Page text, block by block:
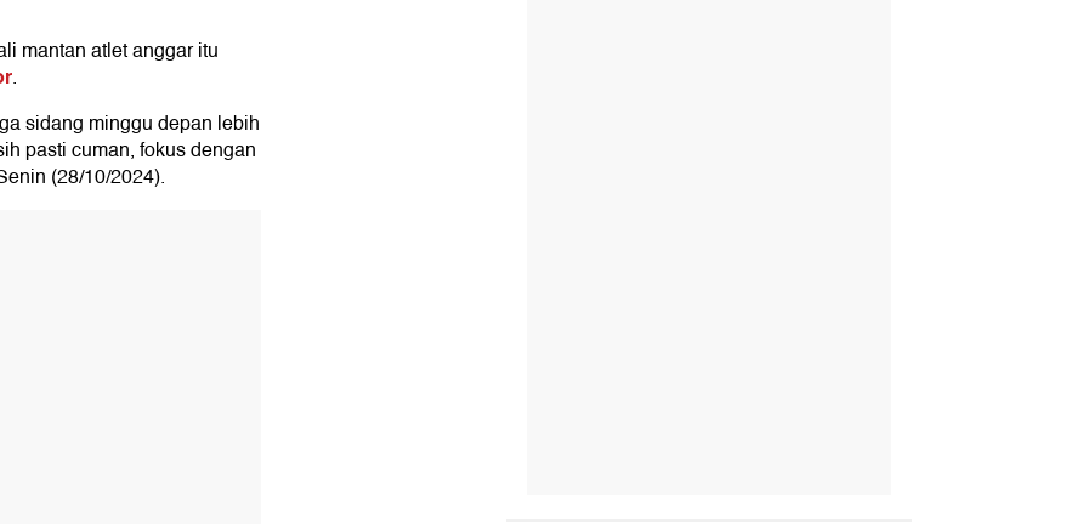
mantan atlet anggar itu
.
sidang minggu depan lebih
pasti cuman, fokus dengan
(28/10/2024).